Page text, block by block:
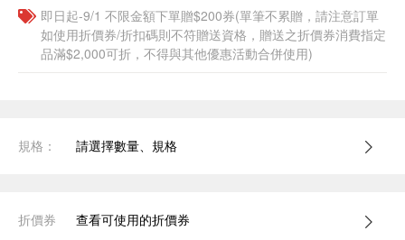
即日起-9/1 不限金額下單贈$200券(單筆不累贈，請注意訂單
如使用折價券/折扣碼則不符贈送資格，贈送之折價券消費指定
品滿$2,000可折，不得與其他優惠活動合併使用)
規格： 請選擇數量、規格
折價券 查看可使用的折價券